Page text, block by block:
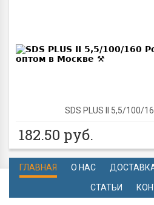
SDS PLUS II 5,5/100/
182.50 руб.
ГЛАВНАЯ О НАС
СТАТЬИ